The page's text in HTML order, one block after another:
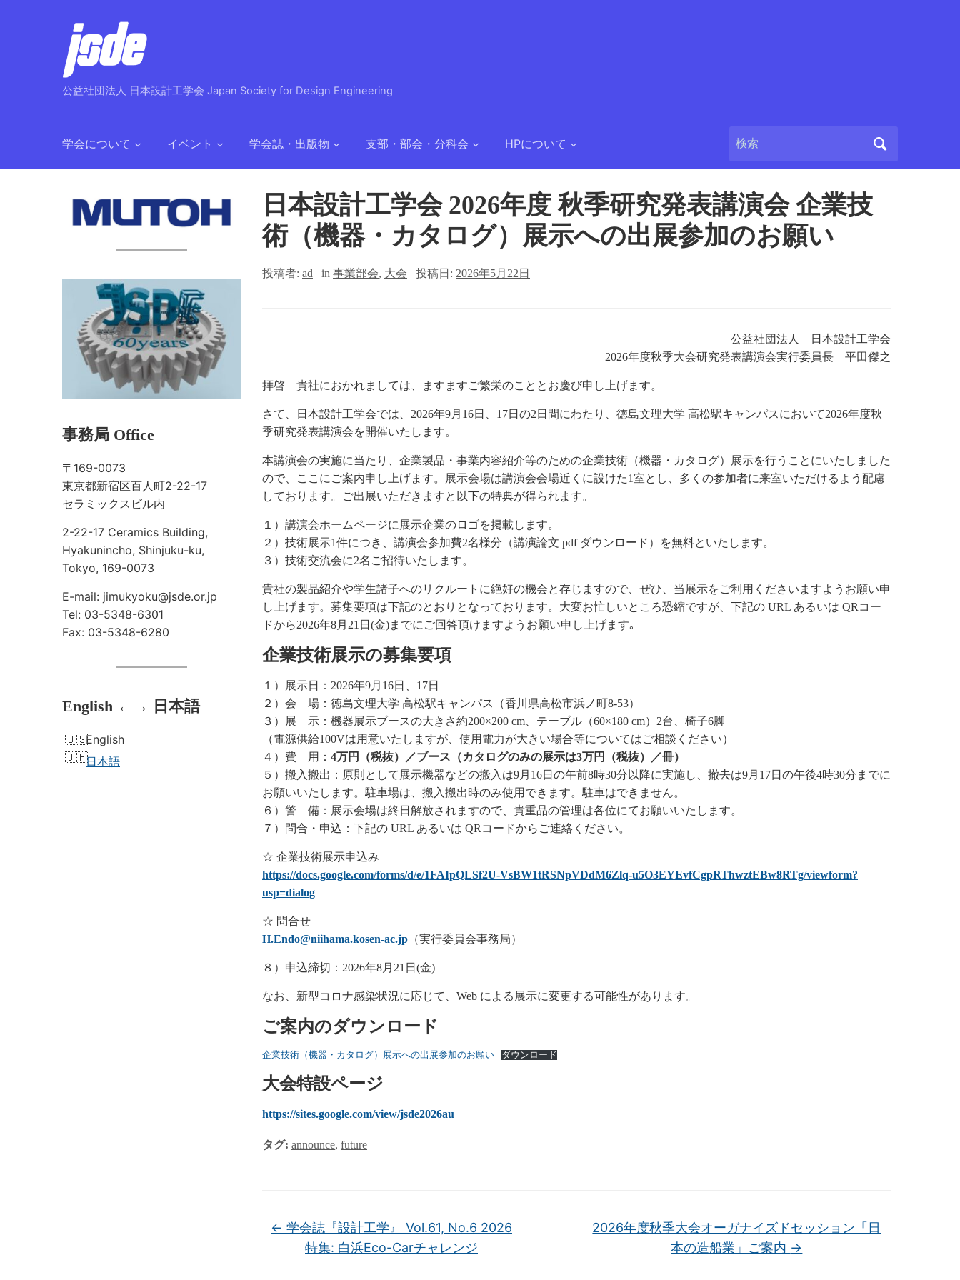
公益社団法人 日本設計工学会 Japan Society for Design Engineering
学会について イベント 学会誌・出版物 支部・部会・分科会 HPについて
Search
事務局 Office
〒169-0073
東京都新宿区百人町2-22-17
セラミックスビル内
2-22-17 Ceramics Building,
Hyakunincho, Shinjuku-ku,
Tokyo, 169-0073
E-mail: jimukyoku@jsde.or.jp
Tel: 03-5348-6301
Fax: 03-5348-6280
English ←→ 日本語
English
日本語
日本設計工学会 2026年度 秋季研究発表講演会 企業技
術（機器・カタログ）展示への出展参加のお願い
投稿者: ad in 事業部会, 大会 投稿日: 2026年5月22日
公益社団法人 日本設計工学会
2026年度秋季大会研究発表講演会実行委員長 平田傑之
拝啓 貴社におかれましては、ますますご繁栄のこととお慶び申し上げます。
さて、日本設計工学会では、2026年9月16日、17日の2日間にわたり、徳島文理大学 高松駅キャンパスにおいて2026年度秋
季研究発表講演会を開催いたします。
本講演会の実施に当たり、企業製品・事業内容紹介等のための企業技術（機器・カタログ）展示を行うことにいたしました
ので、ここにご案内申し上げます。展示会場は講演会会場近くに設けた1室とし、多くの参加者に来室いただけるよう配慮
しております。ご出展いただきますと以下の特典が得られます。
１）講演会ホームページに展示企業のロゴを掲載します。
２）技術展示1件につき、講演会参加費2名様分（講演論文 pdf ダウンロード）を無料といたします。
３）技術交流会に2名ご招待いたします。
貴社の製品紹介や学生諸子へのリクルートに絶好の機会と存じますので、ぜひ、当展示をご利用くださいますようお願い申
し上げます。募集要項は下記のとおりとなっております。大変お忙しいところ恐縮ですが、下記の URL あるいは QRコー
ドから2026年8月21日(金)までにご回答頂けますようお願い申し上げます｡
企業技術展示の募集要項
１）展示日：2026年9月16日、17日
２）会 場：徳島文理大学 高松駅キャンパス（香川県高松市浜ノ町8-53）
３）展 示：機器展示ブースの大きさ約200×200 cm、テーブル（60×180 cm）2台、椅子6脚
（電源供給100Vは用意いたしますが、使用電力が大きい場合等についてはご相談ください）
４）費 用： 4万円（税抜）／ブース（カタログのみの展示は3万円（税抜）／冊）
５）搬入搬出：原則として展示機器などの搬入は9月16日の午前8時30分以降に実施し、撤去は9月17日の午後4時30分までに
お願いいたします。駐車場は、搬入搬出時のみ使用できます。駐車はできません。
６）警 備：展示会場は終日解放されますので、貴重品の管理は各位にてお願いいたします。
７）問合・申込：下記の URL あるいは QRコードからご連絡ください。
☆ 企業技術展示申込み
https://docs.google.com/forms/d/e/1FAIpQLSf2U-VsBW1tRSNpVDdM6Zlq-u5O3EYEvfCgpRThwztEBw8RTg/viewform?
usp=dialog
☆ 問合せ
H.Endo@niihama.kosen-ac.jp （実行委員会事務局）
８）申込締切：2026年8月21日(金)
なお、新型コロナ感染状況に応じて、Web による展示に変更する可能性があります。
ご案内のダウンロード
企業技術（機器・カタログ）展示への出展参加のお願い ダウンロード
大会特設ページ
https://sites.google.com/view/jsde2026au
タグ: announce, future
← 学会誌『設計工学』 Vol.61, No.6 2026
特集: 白浜Eco-Carチャレンジ
2026年度秋季大会オーガナイズドセッション「日
本の造船業」ご案内 →